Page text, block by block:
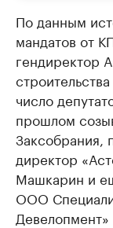
По данным
мандатов от
гендиректор
число
прошлом
Заксобрания,
директор
Машкарин и
ООО